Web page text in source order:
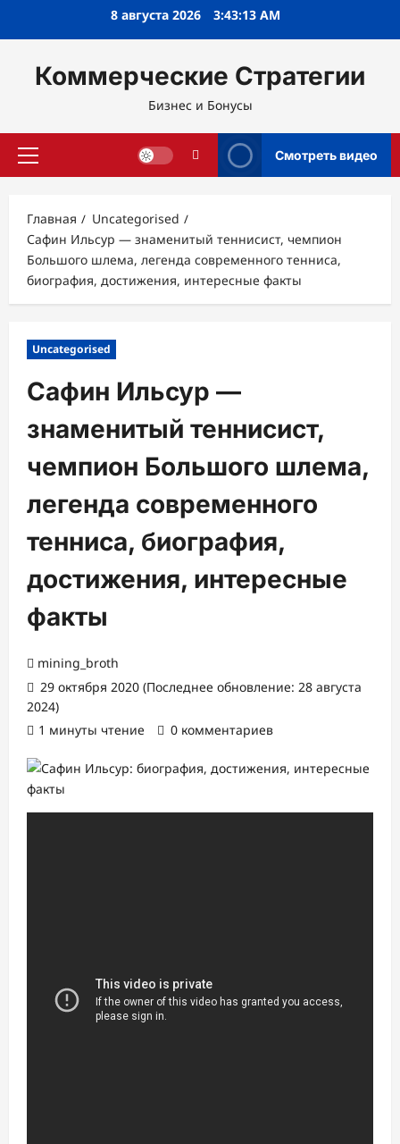
8 августа 2026 3:43:14 AM
Коммерческие Стратегии
Бизнес и Бонусы
Основное
Смотреть видео
Главная
Uncategorised
Сафин Ильсур — знаменитый теннисист, чемпион
Большого шлема, легенда современного тенниса,
биография, достижения, интересные факты
Uncategorised
Сафин Ильсур —
знаменитый теннисист,
чемпион Большого шлема,
легенда современного
тенниса, биография,
достижения, интересные
факты
mining_broth
29 октября 2020 (Последнее обновление: 28 августа
2024)
1 минуты чтение
0 комментариев